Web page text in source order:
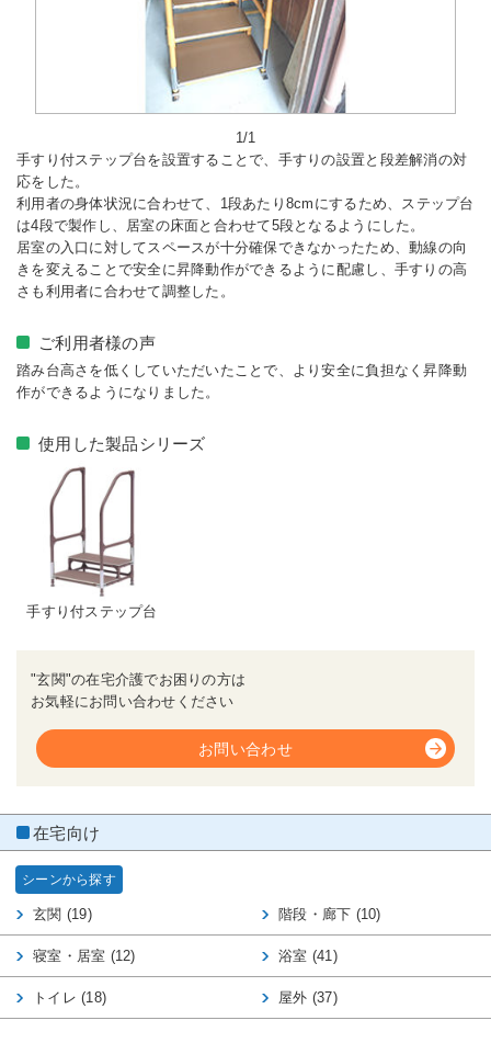
1/1
手すり付ステップ台を設置することで、手すりの設置と段差解消の対
応をした。
利用者の身体状況に合わせて、1段あたり8cmにするため、ステップ台
は4段で製作し、居室の床面と合わせて5段となるようにした。
居室の入口に対してスペースが十分確保できなかったため、動線の向
きを変えることで安全に昇降動作ができるように配慮し、手すりの高
さも利用者に合わせて調整した。
ご利用者様の声
踏み台高さを低くしていただいたことで、より安全に負担なく昇降動
作ができるようになりました。
使用した製品シリーズ
手すり付ステップ台
"玄関"の在宅介護でお困りの方は
お気軽にお問い合わせください
お問い合わせ
在宅向け
シーンから探す
玄関 (19) 階段・廊下 (10)
寝室・居室 (12) 浴室 (41)
トイレ (18) 屋外 (37)